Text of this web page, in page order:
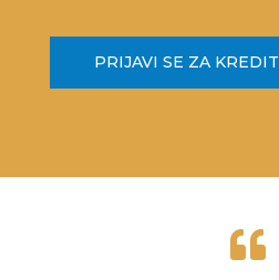
PRIJAVI SE ZA KREDIT
